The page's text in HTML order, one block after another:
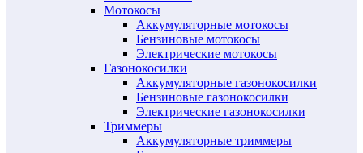
Мотокосы
Аккумуляторные мотокосы
Бензиновые мотокосы
Электрические мотокосы
Газонокосилки
Аккумуляторные газонокосилки
Бензиновые газонокосилки
Электрические газонокосилки
Триммеры
Аккумуляторные триммеры